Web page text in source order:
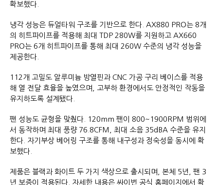
확보했다.
냉각 성능은 듀얼타워 구조를 기반으로 한다. AX880 PRO는 8개
의 히트파이프를 적용해 최대 TDP 280W를 지원하고 AX660
PRO는 6개 히트파이프를 통해 최대 260W 수준의 냉각 성능을
제공한다.
112개 고밀도 알루미늄 방열핀과 CNC 가공 구리 베이스를 적용
해 열 전달 효율을 높였으며, 고부하 환경에서도 안정적인 작동을
유지하도록 설계됐다.
팬 성능도 균형을 맞췄다. 120mm 팬이 800~1900RPM 범위에
서 동작하며 최대 풍량 76.8CFM, 최대 소음 35dBA 수준을 유지
한다. 자기부상 베어링 구조를 통해 내구성과 정숙성을 동시에 확
보했다.
제품은 블랙과 화이트 두 가지 색상으로 출시되며, 본체 5년, 팬 3
년 보증이 적용된다. 자세한 내용은 싸이번 공식 홈페이지에서 확